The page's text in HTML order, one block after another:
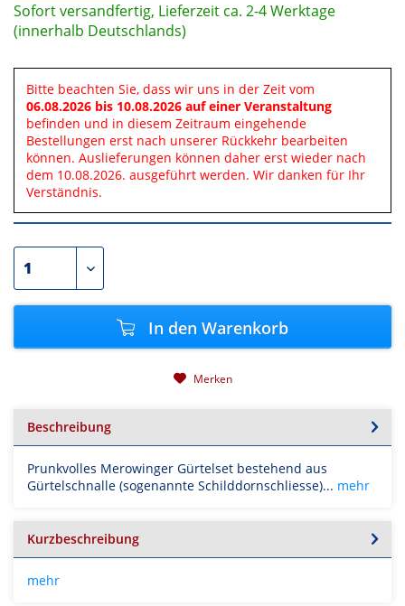
Sofort versandfertig, Lieferzeit ca. 2-4 Werktage
(innerhalb Deutschlands)
Bitte beachten Sie, dass wir uns in der Zeit vom
06.08.2026 bis 10.08.2026 auf einer Veranstaltung
befinden und in diesem Zeitraum eingehende
Bestellungen erst nach unserer Rückkehr bearbeiten
können. Auslieferungen können daher erst wieder nach
dem 10.08.2026. ausgeführt werden. Wir danken für Ihr
Verständnis.
In den Warenkorb
Merken
Beschreibung
Prunkvolles Merowinger Gürtelset bestehend aus
Gürtelschnalle (sogenannte Schilddornschliesse)... mehr
Kurzbeschreibung
mehr